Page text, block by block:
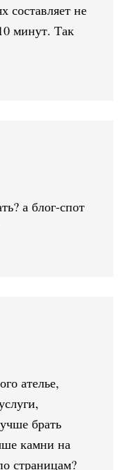
составляет не
минут. Так
а блог-спот
ателье,
брать
камни на
страницам?